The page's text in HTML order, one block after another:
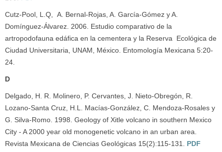
Cutz-Pool, L.Q, A. Bernal-Rojas, A. García-Gómez y A.
Domínguez-Álvarez. 2006. Estudio comparativo de la
artropodofauna edáfica en la cementera y la Reserva Ecológica de
Ciudad Universitaria, UNAM, México. Entomología Mexicana 5:20-
24.
D
Delgado, H. R. Molinero, P. Cervantes, J. Nieto-Obregón, R.
Lozano-Santa Cruz, H.L. Macías-González, C. Mendoza-Rosales y
G. Silva-Romo. 1998. Geology of Xitle volcano in southern Mexico
City - A 2000 year old monogenetic volcano in an urban area.
Revista Mexicana de Ciencias Geológicas 15(2):115-131. PDF